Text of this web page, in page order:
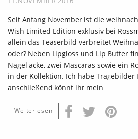
Seit Anfang November ist die
Wish Limited Edition exklusiv bei
allein das Teaserbild verbreitet
oder? Neben Lipgloss und Lip Butter
Nagellacke, zwei Mascaras sowie ein
in der Kollektion. Ich habe Tragebilder
anschließend könnt ihr mein
Weiterlesen